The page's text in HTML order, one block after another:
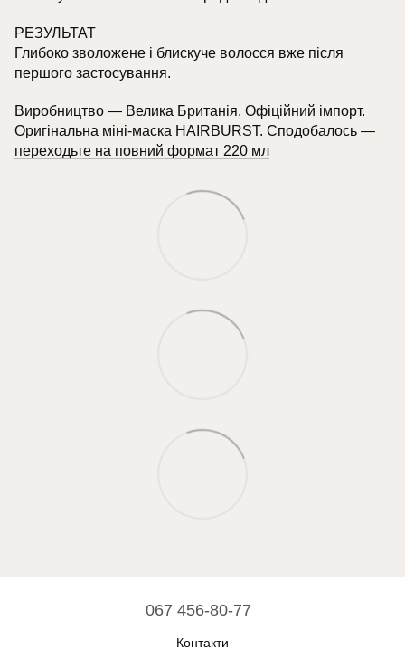
РЕЗУЛЬТАТ
Глибоко зволожене і блискуче волосся вже після
першого застосування.
Виробництво — Велика Британія. Офіційний імпорт.
Оригінальна міні-маска HAIRBURST. Сподобалось —
переходьте на повний формат 220 мл
067 456-80-77
Контакти